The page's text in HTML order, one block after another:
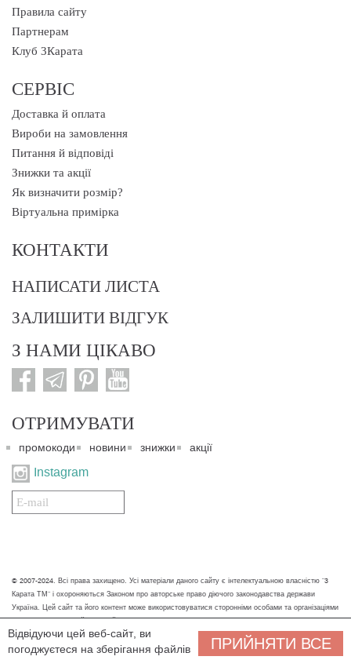
Правила сайту
Партнерам
Клуб 3Карата
СЕРВІС
Доставка й оплата
Вироби на замовлення
Питання й відповіді
Знижки та акції
Як визначити розмір?
Віртуальна примірка
КОНТАКТИ
НАПИСАТИ ЛИСТА
ЗАЛИШИТИ ВІДГУК
З НАМИ ЦІКАВО
ОТРИМУВАТИ
промокоди новини знижки акції
Instagram
Подписаться
на
© 2007-2024. Всі права захищено. Усі матеріали даного сайту є інтелектуальною власністю "3
Карата ТМ" і охороняються Законом про авторське право діючого законодавства держави
Україна. Цей сайт та його контент може використовуватися сторонніми особами та організаціями
тільки для некомерційних цілей. Будь-яке завантаження, копіювання, друк та інше використання
матеріалів даного сайту для некомерційних цілей повинно супроводжуватись працюючим
посиланням або іншим зазначенням на джерело.
Відвідуючи цей веб-сайт, ви
погоджуєтеся на зберігання файлів
ПРИЙНЯТИ ВСЕ